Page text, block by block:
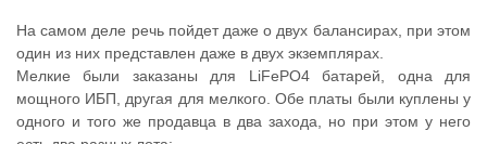
На самом деле речь пойдет даже о двух балансирах, при этом
один из них представлен даже в двух экземплярах.
Мелкие были заказаны для LiFePO4 батарей, одна для
мощного ИБП, другая для мелкого. Обе платы были куплены у
одного и того же продавца в два захода, но при этом у него